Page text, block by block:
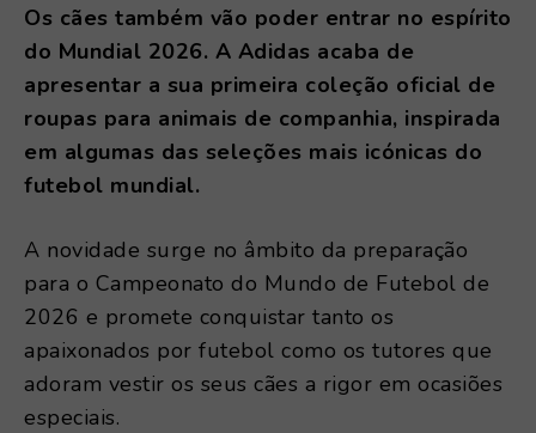
Os cães também vão poder entrar no espírito
do Mundial 2026. A Adidas acaba de
apresentar a sua primeira coleção oficial de
roupas para animais de companhia, inspirada
em algumas das seleções mais icónicas do
futebol mundial.
A novidade surge no âmbito da preparação
para o Campeonato do Mundo de Futebol de
2026 e promete conquistar tanto os
apaixonados por futebol como os tutores que
adoram vestir os seus cães a rigor em ocasiões
especiais.